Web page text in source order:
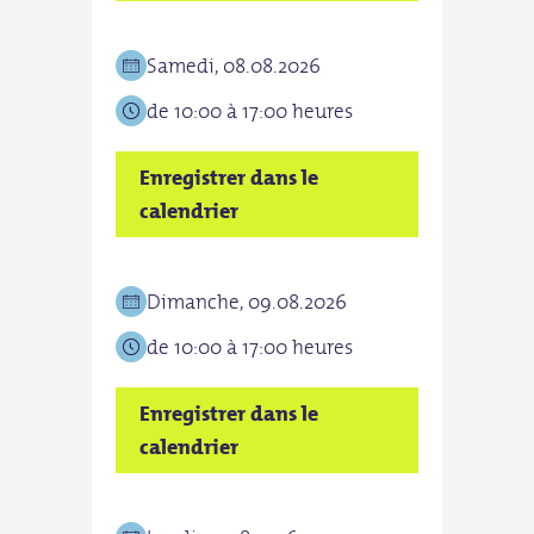
Samedi, 08.08.2026
de 10:00 à 17:00 heures
Enregistrer dans le
calendrier
Dimanche, 09.08.2026
de 10:00 à 17:00 heures
Enregistrer dans le
calendrier